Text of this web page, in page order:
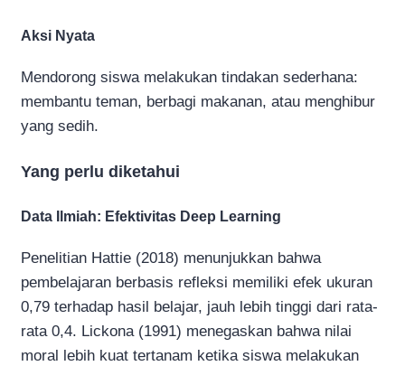
Aksi Nyata
Mendorong siswa melakukan tindakan sederhana:
membantu teman, berbagi makanan, atau menghibur
yang sedih.
Yang perlu diketahui
Data Ilmiah: Efektivitas Deep Learning
Penelitian Hattie (2018) menunjukkan bahwa
pembelajaran berbasis refleksi memiliki efek ukuran
0,79 terhadap hasil belajar, jauh lebih tinggi dari rata-
rata 0,4. Lickona (1991) menegaskan bahwa nilai
moral lebih kuat tertanam ketika siswa melakukan